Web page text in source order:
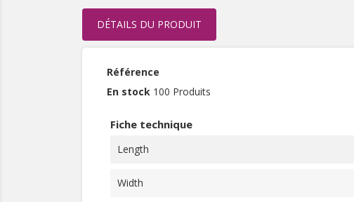
DÉTAILS DU PRODUIT
Référence
En stock 100 Produits
Fiche technique
Length
Width